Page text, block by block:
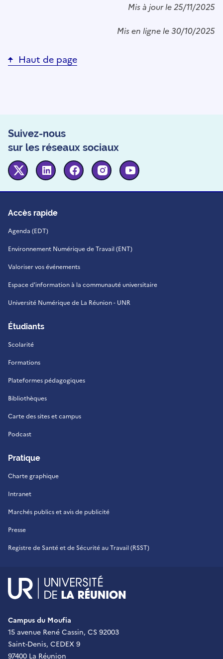
Mis à jour le 25/11/2025
Mis en ligne le 30/10/2025
Haut de page
Suivez-nous
sur les réseaux sociaux
Twitter Linkedin FacebookInstagram
Accès rapide
Agenda (EDT)
Environnement Numérique de Travail (ENT)
Valoriser vos événements
Espace d'information à la communauté universitaire
Université Numérique de La Réunion - UNR
Étudiants
Scolarité
Formations
Plateformes pédagogiques
Bibliothèques
Carte des sites et campus
Podcast
Pratique
Charte graphique
Intranet
Marchés publics et avis de publicité
Presse
Registre de Santé et de Sécurité au Travail (RSST)
Campus du Moufia
15 avenue René Cassin, CS 92003
Saint-Denis, CEDEX 9
97400 La Réunion